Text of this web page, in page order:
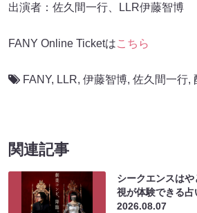
出演者：佐久間一行、LLR伊藤智博
FANY Online Ticketはこちら
FANY, LLR, 伊藤智博, 佐久間一行,
関連記事
シークエンスは
視が体験できる
2026.08.07